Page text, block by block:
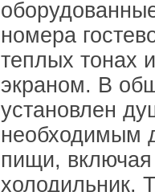
номера
теплых тонах
экраном. В
установлен
необходимым
пищи, включая
холодильник.